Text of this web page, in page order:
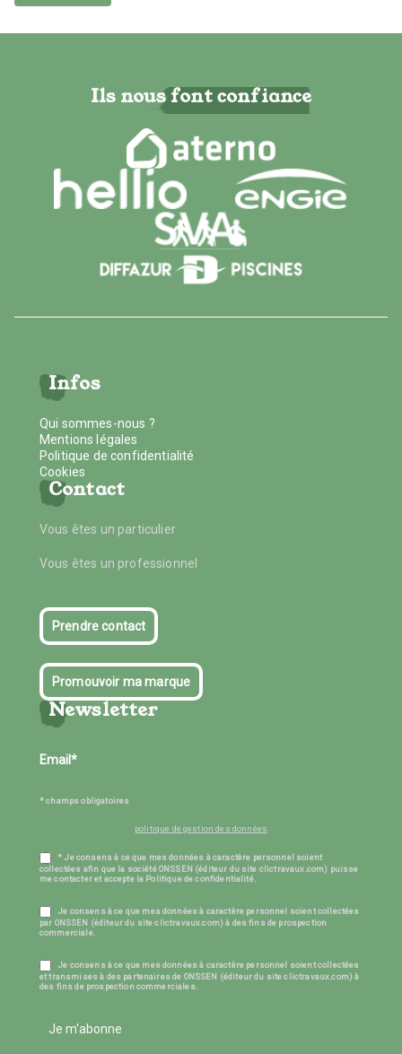
Ils nous font confiance
Infos
Qui sommes-nous ?
Mentions légales
Politique de confidentialité
Cookies
Contact
Vous êtes un particulier
Vous êtes un professionnel
Prendre contact
Promouvoir ma marque
Newsletter
* champs obligatoires
politique de gestion des données
* Je consens à ce que mes données à caractère personnel soient
collectées afin que la société ONSSEN (éditeur du site clictravaux.com) puisse
me contacter et accepte la Politique de confidentialité.
Je consens à ce que mes données à caractère personnel soient collectées
par ONSSEN (éditeur du site clictravaux.com) à des fins de prospection
commerciale.
Je consens à ce que mes données à caractère personnel soient collectées
et transmises à des partenaires de ONSSEN (éditeur du site clictravaux.com) à
des fins de prospection commerciales.
Je m'abonne